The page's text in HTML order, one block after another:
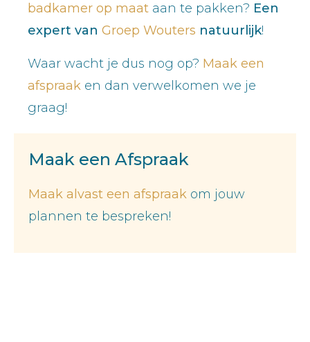
badkamer op maat aan te pakken? Een
expert van Groep Wouters natuurlijk!
Waar wacht je dus nog op? Maak een
afspraak en dan verwelkomen we je
graag!
Maak een Afspraak
Maak alvast een afspraak om jouw
plannen te bespreken!